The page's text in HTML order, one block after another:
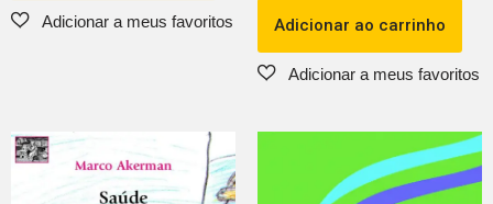
Adicionar ao carrinho